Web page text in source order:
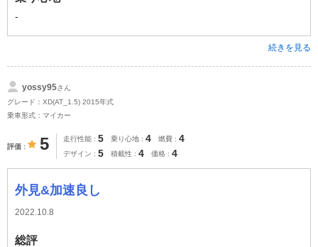
-
続きを見る
yossy95さん
グレード：XD(AT_1.5) 2015年式
乗車形式：マイカー
評価 5 走行性能 5 乗り心地 4 燃費 4
デザイン 5 積載性 4 価格 4
外見&加速良し
2022.10.8
総評